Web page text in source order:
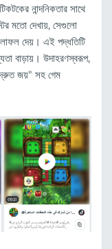
নান্দনিকতার সাথে
মতো দেখায়, সেগুলো
দেয়। এই পদ্ধতিটি
বাড়ায়। উদাহরণস্বরূপ,
জয়" সহ গেম